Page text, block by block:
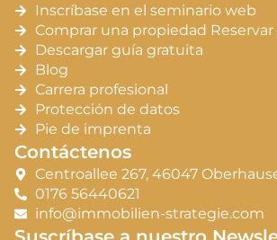
Inscríbase en el seminario web
Comprar una propiedad Reservar
Descargar guía gratuita
Blog
Carrera profesional
Protección de datos
Pie de imprenta
Contáctenos
Centroallee 267, 46047
0176 56440621
info@immobilien-strategie.com